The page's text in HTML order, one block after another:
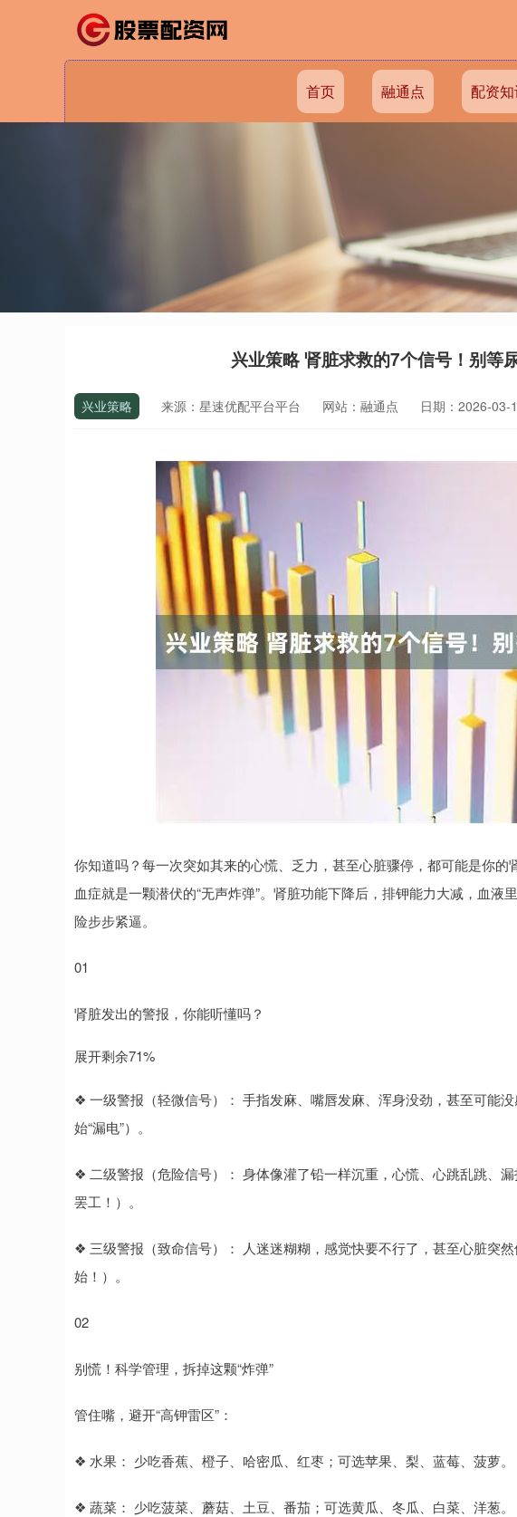
首页 融通点 配资
兴业策略 肾脏求救的7个信号！别等
兴业策略 来源：星速优配平台平台 网站：融通点 日期：2026-03-
你知道吗？每一次突如其来的心慌、乏力，甚至心脏骤停，都可能是你
血症就是一颗潜伏的“无声炸弹”。肾脏功能下降后，排钾能力大减，血液
险步步紧逼。
01
肾脏发出的警报，你能听懂吗？
展开剩余71%
❖ 一级警报（轻微信号）： 手指发麻、嘴唇发麻、浑身没劲，甚至可能
始“漏电”）。
❖ 二级警报（危险信号）： 身体像灌了铅一样沉重，心慌、心跳乱跳、
罢工！）。
❖ 三级警报（致命信号）： 人迷迷糊糊，感觉快要不行了，甚至心脏突
始！）。
02
别慌！科学管理，拆掉这颗“炸弹”
管住嘴，避开“高钾雷区”：
❖ 水果： 少吃香蕉、橙子、哈密瓜、红枣；可选苹果、梨、蓝莓、菠萝。
❖ 蔬菜： 少吃菠菜、蘑菇、土豆、番茄；可选黄瓜、冬瓜、白菜、洋葱。